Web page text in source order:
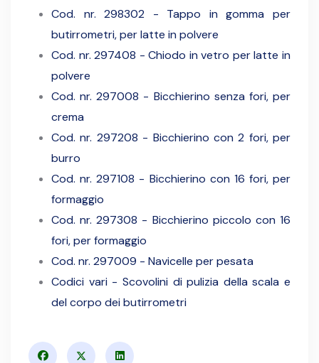
Cod. nr. 298302 - Tappo in gomma per
butirrometri, per latte in polvere
Cod. nr. 297408 - Chiodo in vetro per latte in
polvere
Cod. nr. 297008 - Bicchierino senza fori, per
crema
Cod. nr. 297208 - Bicchierino con 2 fori, per
burro
Cod. nr. 297108 - Bicchierino con 16 fori, per
formaggio
Cod. nr. 297308 - Bicchierino piccolo con 16
fori, per formaggio
Cod. nr. 297009 - Navicelle per pesata
Codici vari - Scovolini di pulizia della scala e
del corpo dei butirrometri